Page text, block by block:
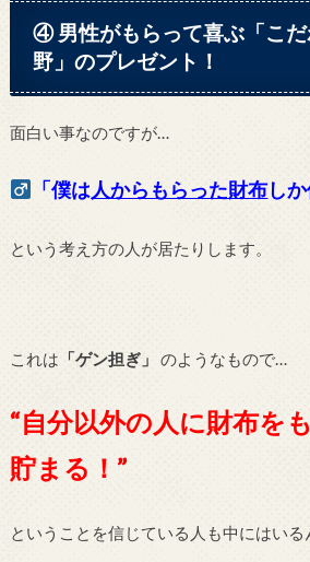
④ 男性がもらって喜ぶ「こ
野」のプレゼント！
面白い事なのですが…
「僕は人からもらった財布し
という考え方の人が居たりします。
これは 「ゲン担ぎ」 のようなもので…
“自分以外の人に財布を
貯まる！”
ということを信じている人も中にはいる